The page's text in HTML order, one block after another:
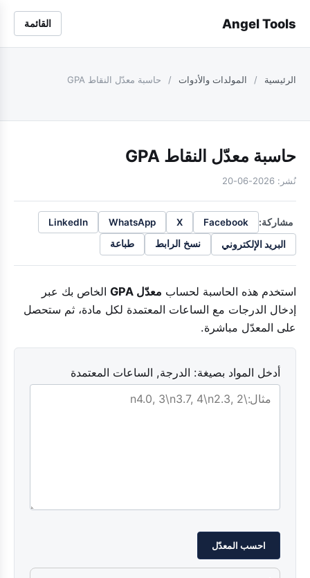
Angel Tools القائمة
الرئيسية / المولدات والأدوات / حاسبة معدّل النقاط GPA
حاسبة معدّل النقاط GPA
نُشر: 2026-06-20
مشاركة: Facebook
X
WhatsApp
LinkedIn
البريد الإلكتروني
نسخ الرابط طباعة
استخدم هذه الحاسبة لحساب معدّل GPA
الخاص بك عبر
إدخال الدرجات مع الساعات المعتمدة لكل مادة، ثم ستحصل
على المعدّل مباشرة.
أدخل المواد بصيغة: الدرجة, الساعات المعتمدة
احسب المعدّل